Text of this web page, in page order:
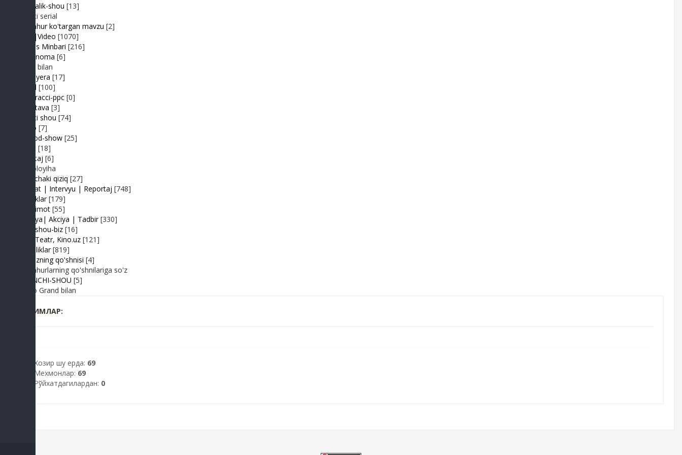
Kundalik-shou [13]
Realiti serial
Mashhur ko'targan mavzu [2]
MP3|Video [1070]
Muhlis Minbari [216]
Ovoznoma [6]
Luiza bilan
Premyera [17]
Prikol [100]
Paparacci-ppc [0]
Podstava [3]
Realiti shou [74]
Retro [7]
Sayyod-show [25]
Sport [18]
Shantaj [6]
Videoloyiha
Shunchaki qiziq [27]
Suhbat | Intervyu | Reportaj [748]
Tabriklar [179]
Taqdimot [55]
Hayriya| Akciya | Tadbir [330]
Turk shou-biz [16]
TV | Teatr, Kino.uz [121]
Yangiliklar [819]
Yulduzning qo'shnisi [4]
Mashhurlarning qo'shnilariga so'z
BIRINCHI-SHOU [5]
Radio Grand bilan
КИМЛАР:
Хозир шу ерда: 69
Мехмонлар: 69
Рўйхатдагилардан: 0